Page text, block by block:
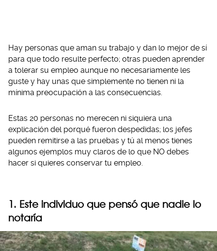
Hay personas que aman su trabajo y dan lo mejor de sí
para que todo resulte perfecto; otras pueden aprender
a tolerar su empleo aunque no necesariamente les
guste y hay unas que simplemente no tienen ni la
mínima preocupación a las consecuencias.
Estas 20 personas no merecen ni siquiera una
explicación del porqué fueron despedidas; los jefes
pueden remitirse a las pruebas y tú al menos tienes
algunos ejemplos muy claros de lo que NO debes
hacer si quieres conservar tu empleo.
1. Este individuo que pensó que nadie lo
notaría